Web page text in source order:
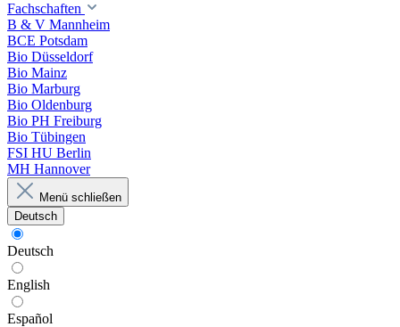
Fachschaften
B & V Mannheim
BCE Potsdam
Bio Düsseldorf
Bio Mainz
Bio Marburg
Bio Oldenburg
Bio PH Freiburg
Bio Tübingen
FSI HU Berlin
MH Hannover
Menü schließen
Deutsch
Deutsch
English
Español